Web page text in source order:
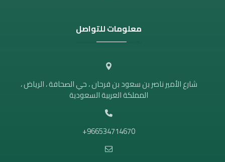
معلومات للتواصل
شارع الأمير ناصر بن سعود بن فرحان ، حي الصحافة ، الرياض ،
المملكة العربية السعودية
966534714670+